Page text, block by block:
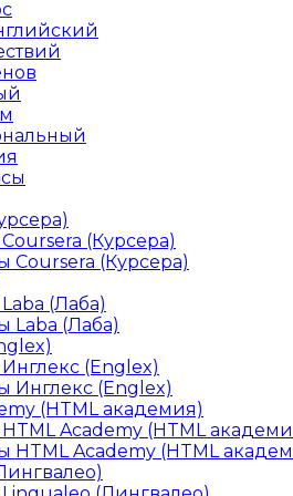
(Курсера)
Coursera (Курсера)
(Лаба)
Laba (Лаба)
(Englex)
Инглекс (Englex)
(HTML академия)
Academy (HTML
HTML Academy (HTML